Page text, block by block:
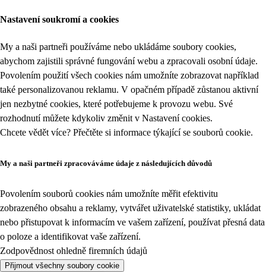
Nastavení soukromí a cookies
My a naši partneři používáme nebo ukládáme soubory cookies,
abychom zajistili správné fungování webu a zpracovali osobní údaje.
Povolením použití všech cookies nám umožníte zobrazovat například
také personalizovanou reklamu. V opačném případě zůstanou aktivní
jen nezbytné cookies, které potřebujeme k provozu webu. Své
rozhodnutí můžete kdykoliv změnit v Nastavení cookies.
Chcete vědět více? Přečtěte si informace týkající se souborů cookie.
My a naši partneři zpracováváme údaje z následujících důvodů
Povolením souborů cookies nám umožníte měřit efektivitu
zobrazeného obsahu a reklamy, vytvářet uživatelské statistiky, ukládat
nebo přistupovat k informacím ve vašem zařízení, používat přesná data
o poloze a identifikovat vaše zařízení.
Zodpovědnost ohledně firemních údajů
Přijmout všechny soubory cookie